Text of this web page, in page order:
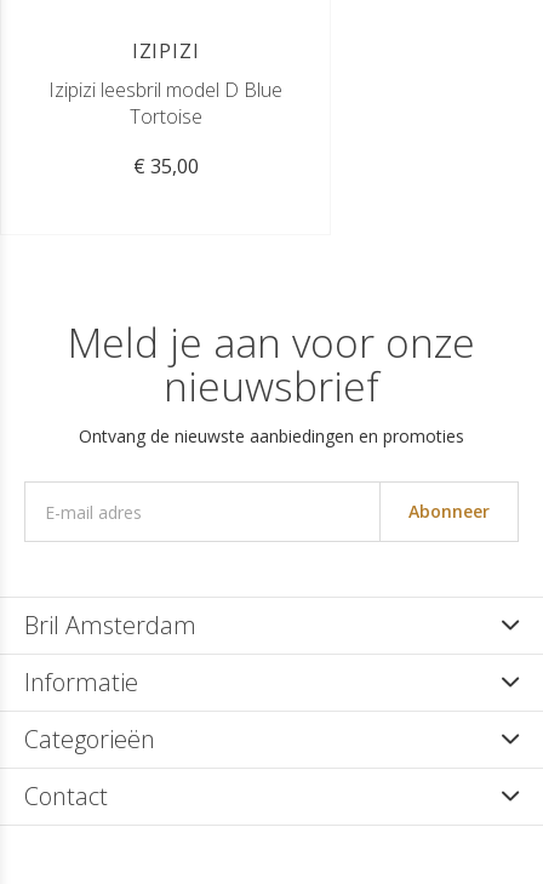
IZIPIZI
Izipizi leesbril model D Blue
Tortoise
€ 35,00
Meld je aan voor onze
nieuwsbrief
Ontvang de nieuwste aanbiedingen en promoties
Abonneer
Bril Amsterdam
Informatie
Categorieën
Contact